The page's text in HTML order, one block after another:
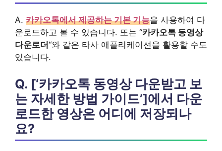
A. 카카오톡에서 제공하는 기본 기능을 사용하여 다
운로드하고 볼 수 있습니다. 또는 “카카오톡 동영상
다운로더 “와 같은 타사 애플리케이션을 활용할 수도
있습니다.
Q. [‘카카오톡 동영상 다운받고 보
는 자세한 방법 가이드’]에서 다운
로드한 영상은 어디에 저장되나
요?